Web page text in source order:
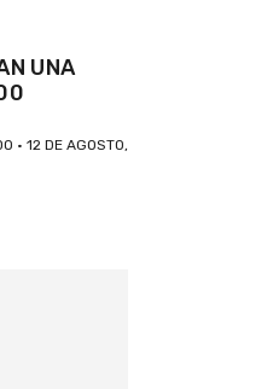
UNA
12 DE AGOSTO,